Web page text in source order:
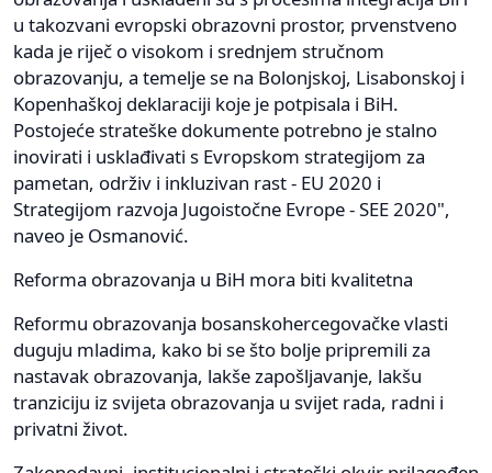
u takozvani evropski obrazovni prostor, prvenstveno
kada je riječ o visokom i srednjem stručnom
obrazovanju, a temelje se na Bolonjskoj, Lisabonskoj i
Kopenhaškoj deklaraciji koje je potpisala i BiH.
Postojeće strateške dokumente potrebno je stalno
inovirati i usklađivati s Evropskom strategijom za
pametan, održiv i inkluzivan rast - EU 2020 i
Strategijom razvoja Jugoistočne Evrope - SEE 2020",
naveo je Osmanović.
Reforma obrazovanja u BiH mora biti kvalitetna
Reformu obrazovanja bosanskohercegovačke vlasti
duguju mladima, kako bi se što bolje pripremili za
nastavak obrazovanja, lakše zapošljavanje, lakšu
tranziciju iz svijeta obrazovanja u svijet rada, radni i
privatni život.